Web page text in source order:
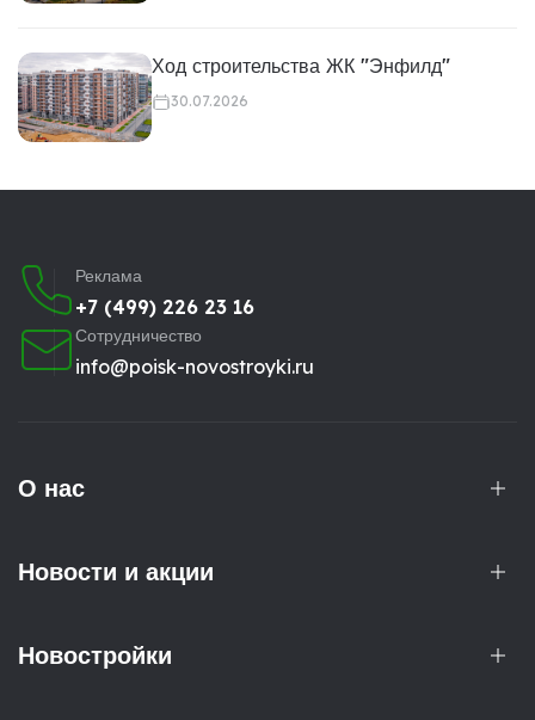
Ход строительства ЖК "Энфилд"
30.07.2026
Реклама
+7 (499) 226 23 16
Сотрудничество
info@poisk-novostroyki.ru
О нас
Новости и акции
Новостройки